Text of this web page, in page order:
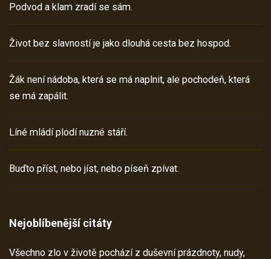
Podvod a klam zradí se sám.
Život bez slavností je jako dlouhá cesta bez hospod.
Žák není nádoba, která se má naplnit, ale pochodeň, která
se má zapálit.
Líné mládí plodí nuzné stáří.
Buďto příst, nebo jíst, nebo píseň zpívat.
Nejoblíbenější citáty
Všechno zlo v životě pochází z duševní prázdnoty, nudy,